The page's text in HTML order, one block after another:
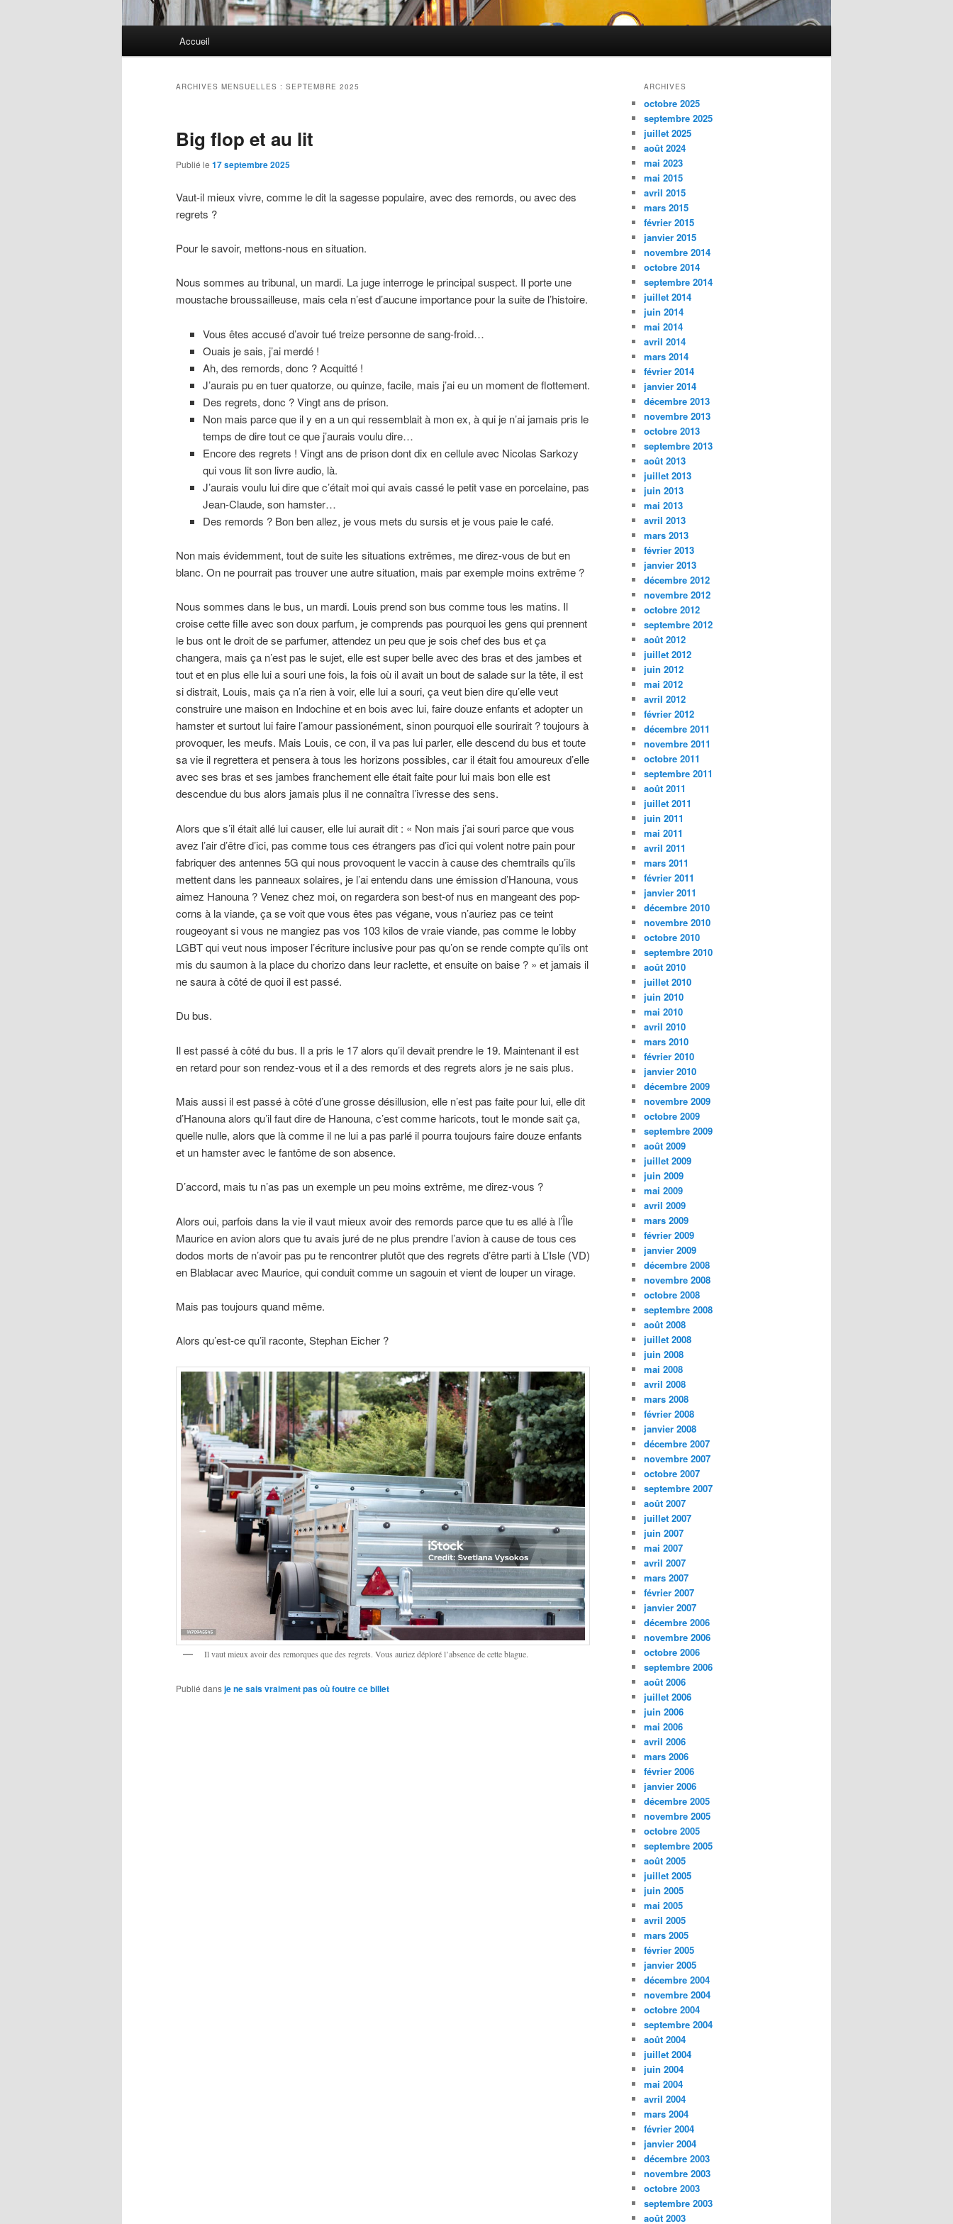
Accueil
ARCHIVES MENSUELLES : SEPTEMBRE 2025
Big flop et au lit
Publié le 17 septembre 2025
Vaut-il mieux vivre, comme le dit la sagesse populaire, avec des remords, ou avec des
regrets ?
Pour le savoir, mettons-nous en situation.
Nous sommes au tribunal, un mardi. La juge interroge le principal suspect. Il porte une
moustache broussailleuse, mais cela n’est d’aucune importance pour la suite de l’histoire.
Vous êtes accusé d’avoir tué treize personne de sang-froid…
Ouais je sais, j’ai merdé !
Ah, des remords, donc ? Acquitté !
J’aurais pu en tuer quatorze, ou quinze, facile, mais j’ai eu un moment de flottement.
Des regrets, donc ? Vingt ans de prison.
Non mais parce que il y en a un qui ressemblait à mon ex, à qui je n’ai jamais pris le
temps de dire tout ce que j’aurais voulu dire…
Encore des regrets ! Vingt ans de prison dont dix en cellule avec Nicolas Sarkozy
qui vous lit son livre audio, là.
J’aurais voulu lui dire que c’était moi qui avais cassé le petit vase en porcelaine, pas
Jean-Claude, son hamster…
Des remords ? Bon ben allez, je vous mets du sursis et je vous paie le café.
Non mais évidemment, tout de suite les situations extrêmes, me direz-vous de but en
blanc. On ne pourrait pas trouver une autre situation, mais par exemple moins extrême ?
Nous sommes dans le bus, un mardi. Louis prend son bus comme tous les matins. Il
croise cette fille avec son doux parfum, je comprends pas pourquoi les gens qui prennent
le bus ont le droit de se parfumer, attendez un peu que je sois chef des bus et ça
changera, mais ça n’est pas le sujet, elle est super belle avec des bras et des jambes et
tout et en plus elle lui a souri une fois, la fois où il avait un bout de salade sur la tête, il est
si distrait, Louis, mais ça n’a rien à voir, elle lui a souri, ça veut bien dire qu’elle veut
construire une maison en Indochine et en bois avec lui, faire douze enfants et adopter un
hamster et surtout lui faire l’amour passionément, sinon pourquoi elle sourirait ? toujours à
provoquer, les meufs. Mais Louis, ce con, il va pas lui parler, elle descend du bus et toute
sa vie il regrettera et pensera à tous les horizons possibles, car il était fou amoureux d’elle
avec ses bras et ses jambes franchement elle était faite pour lui mais bon elle est
descendue du bus alors jamais plus il ne connaîtra l’ivresse des sens.
Alors que s’il était allé lui causer, elle lui aurait dit : « Non mais j’ai souri parce que vous
avez l’air d’être d’ici, pas comme tous ces étrangers pas d’ici qui volent notre pain pour
fabriquer des antennes 5G qui nous provoquent le vaccin à cause des chemtrails qu’ils
mettent dans les panneaux solaires, je l’ai entendu dans une émission d’Hanouna, vous
aimez Hanouna ? Venez chez moi, on regardera son best-of nus en mangeant des pop-
corns à la viande, ça se voit que vous êtes pas végane, vous n’auriez pas ce teint
rougeoyant si vous ne mangiez pas vos 103 kilos de vraie viande, pas comme le lobby
LGBT qui veut nous imposer l’écriture inclusive pour pas qu’on se rende compte qu’ils ont
mis du saumon à la place du chorizo dans leur raclette, et ensuite on baise ? » et jamais il
ne saura à côté de quoi il est passé.
Du bus.
Il est passé à côté du bus. Il a pris le 17 alors qu’il devait prendre le 19. Maintenant il est
en retard pour son rendez-vous et il a des remords et des regrets alors je ne sais plus.
Mais aussi il est passé à côté d’une grosse désillusion, elle n’est pas faite pour lui, elle dit
d’Hanouna alors qu’il faut dire de Hanouna, c’est comme haricots, tout le monde sait ça,
quelle nulle, alors que là comme il ne lui a pas parlé il pourra toujours faire douze enfants
et un hamster avec le fantôme de son absence.
D’accord, mais tu n’as pas un exemple un peu moins extrême, me direz-vous ?
Alors oui, parfois dans la vie il vaut mieux avoir des remords parce que tu es allé à l’Île
Maurice en avion alors que tu avais juré de ne plus prendre l’avion à cause de tous ces
dodos morts de n’avoir pas pu te rencontrer plutôt que des regrets d’être parti à L’Isle (VD)
en Blablacar avec Maurice, qui conduit comme un sagouin et vient de louper un virage.
Mais pas toujours quand même.
Alors qu’est-ce qu’il raconte, Stephan Eicher ?
Il vaut mieux avoir des remorques que des regrets. Vous auriez déploré l’absence de cette blague.
Publié dansje ne sais vraiment pas où foutre ce billet
ARCHIVES
octobre 2025
septembre 2025
juillet 2025
août 2024
mai 2023
mai 2015
avril 2015
mars 2015
février 2015
janvier 2015
novembre 2014
octobre 2014
septembre 2014
juillet 2014
juin 2014
mai 2014
avril 2014
mars 2014
février 2014
janvier 2014
décembre 2013
novembre 2013
octobre 2013
septembre 2013
août 2013
juillet 2013
juin 2013
mai 2013
avril 2013
mars 2013
février 2013
janvier 2013
décembre 2012
novembre 2012
octobre 2012
septembre 2012
août 2012
juillet 2012
juin 2012
mai 2012
avril 2012
février 2012
décembre 2011
novembre 2011
octobre 2011
septembre 2011
août 2011
juillet 2011
juin 2011
mai 2011
avril 2011
mars 2011
février 2011
janvier 2011
décembre 2010
novembre 2010
octobre 2010
septembre 2010
août 2010
juillet 2010
juin 2010
mai 2010
avril 2010
mars 2010
février 2010
janvier 2010
décembre 2009
novembre 2009
octobre 2009
septembre 2009
août 2009
juillet 2009
juin 2009
mai 2009
avril 2009
mars 2009
février 2009
janvier 2009
décembre 2008
novembre 2008
octobre 2008
septembre 2008
août 2008
juillet 2008
juin 2008
mai 2008
avril 2008
mars 2008
février 2008
janvier 2008
décembre 2007
novembre 2007
octobre 2007
septembre 2007
août 2007
juillet 2007
juin 2007
mai 2007
avril 2007
mars 2007
février 2007
janvier 2007
décembre 2006
novembre 2006
octobre 2006
septembre 2006
août 2006
juillet 2006
juin 2006
mai 2006
avril 2006
mars 2006
février 2006
janvier 2006
décembre 2005
novembre 2005
octobre 2005
septembre 2005
août 2005
juillet 2005
juin 2005
mai 2005
avril 2005
mars 2005
février 2005
janvier 2005
décembre 2004
novembre 2004
octobre 2004
septembre 2004
août 2004
juillet 2004
juin 2004
mai 2004
avril 2004
mars 2004
février 2004
janvier 2004
décembre 2003
novembre 2003
octobre 2003
septembre 2003
août 2003